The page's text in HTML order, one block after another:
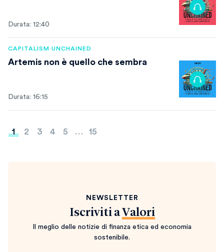
Durata: 12:40
CAPITALISM UNCHAINED
Artemis non è quello che sembra
Durata: 16:15
Paginazione
1 2 3 4 5 … 15
NEWSLETTER
Iscriviti a Valori
Il meglio delle notizie di finanza etica ed economia
sostenibile.